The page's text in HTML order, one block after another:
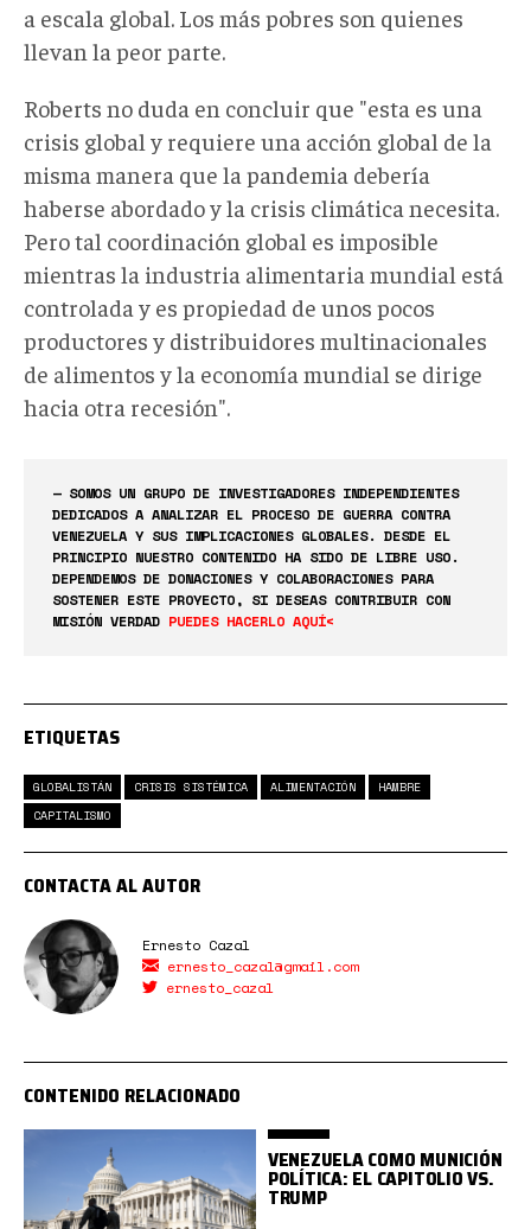
a escala global. Los más pobres son quienes
llevan la peor parte.
Roberts no duda en concluir que "esta es una
crisis global y requiere una acción global de la
misma manera que la pandemia debería
haberse abordado y la crisis climática necesita.
Pero tal coordinación global es imposible
mientras la industria alimentaria mundial está
controlada y es propiedad de unos pocos
productores y distribuidores multinacionales
de alimentos y la economía mundial se dirige
hacia otra recesión".
— SOMOS UN GRUPO DE INVESTIGADORES INDEPENDIENTES
DEDICADOS A ANALIZAR EL PROCESO DE GUERRA CONTRA
VENEZUELA Y SUS IMPLICACIONES GLOBALES. DESDE EL
PRINCIPIO NUESTRO CONTENIDO HA SIDO DE LIBRE USO.
DEPENDEMOS DE DONACIONES Y COLABORACIONES PARA
SOSTENER ESTE PROYECTO, SI DESEAS CONTRIBUIR CON
MISIÓN VERDAD PUEDES HACERLO AQUÍ<
ETIQUETAS
GLOBALISTÁN CRISIS SISTÉMICA ALIMENTACIÓN
HAMBRE
CAPITALISMO
CONTACTA AL AUTOR
Ernesto Cazal
ernesto_cazal@gmail.com
ernesto_cazal
CONTENIDO RELACIONADO
VENEZUELA COMO MUNICIÓN
POLÍTICA: EL CAPITOLIO VS.
TRUMP